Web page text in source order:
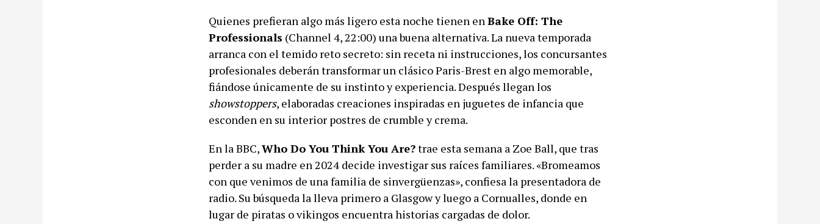
Quienes prefieran algo más ligero esta noche tienen enBake Off: The
Professionals (Channel 4, 22:00) una buena alternativa. La nueva temporada
arranca con el temido reto secreto: sin receta ni instrucciones, los concursantes
profesionales deberán transformar un clásico Paris-Brest en algo memorable,
fiándose únicamente de su instinto y experiencia. Después llegan los
showstoppers, elaboradas creaciones inspiradas en juguetes de infancia que
esconden en su interior postres de crumble y crema.
En la BBC,Who Do You Think You Are?trae esta semana a Zoe Ball, que tras
perder a su madre en 2024 decide investigar sus raíces familiares. «Bromeamos
con que venimos de una familia de sinvergüenzas», confiesa la presentadora de
radio. Su búsqueda la lleva primero a Glasgow y luego a Cornualles, donde en
lugar de piratas o vikingos encuentra historias cargadas de dolor.